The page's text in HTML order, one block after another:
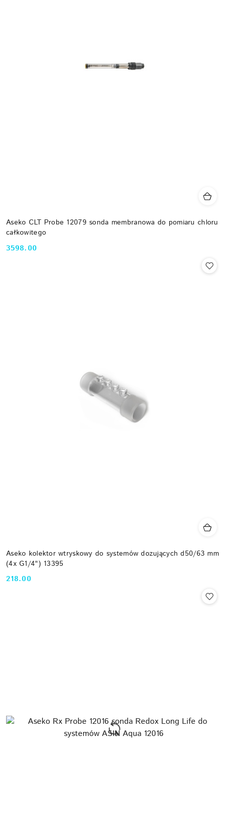
Aseko CLT Probe 12079 sonda membranowa do pomiaru chloru
całkowitego
Cena:
3598.00
Aseko kolektor wtryskowy do systemów dozujących d50/63 mm
(4x G1/4") 13395
Cena:
218.00